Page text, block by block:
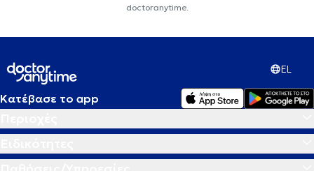
doctoranytime.
EL
Κατέβασε το app